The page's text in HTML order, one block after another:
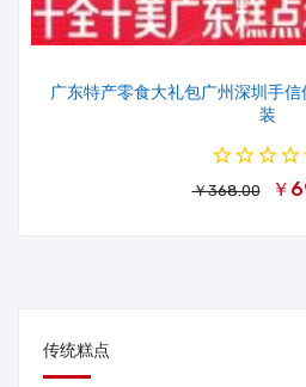
广东特产零食大礼包广州深圳手
装
￥368.00 ￥
传统糕点